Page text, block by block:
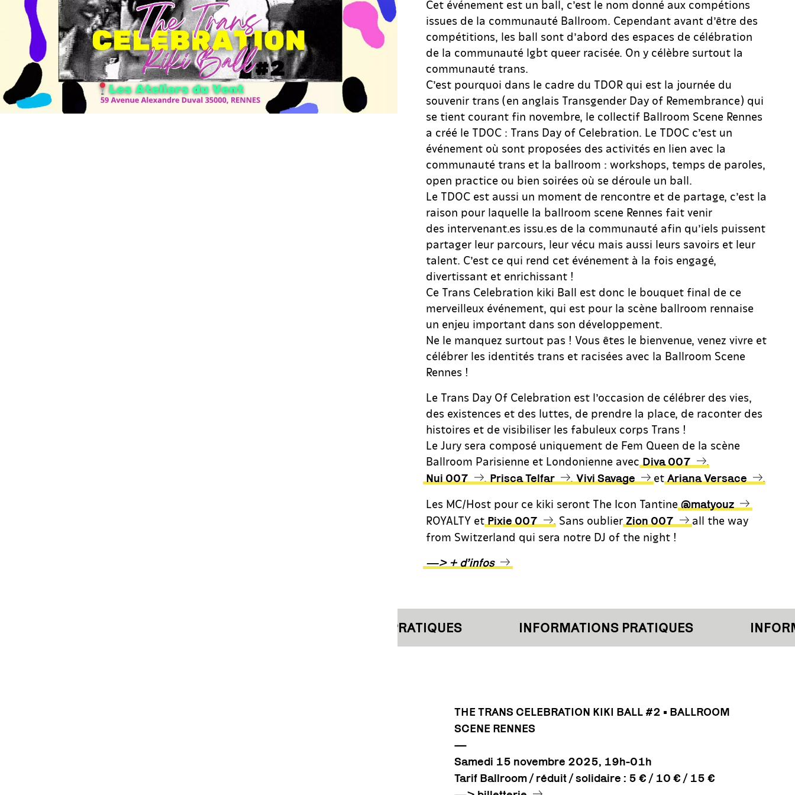
Cet événement est un ball, c’est le nom donné aux compétions
issues de la communauté Ballroom. Cependant avant d’être des
compétitions, les ball sont d’abord des espaces de célébration
de la communauté lgbt queer racisée. On y célèbre surtout la
communauté trans.
C’est pourquoi dans le cadre du TDOR qui est la journée du
souvenir trans (en anglais Transgender Day of Remembrance) qui
se tient courant fin novembre, le collectif Ballroom Scene Rennes
a créé le TDOC : Trans Day of Celebration. Le TDOC c’est un
événement où sont proposées des activités en lien avec la
communauté trans et la ballroom : workshops, temps de paroles,
open practice ou bien soirées où se déroule un ball.
Le TDOC est aussi un moment de rencontre et de partage, c’est la
raison pour laquelle la ballroom scene Rennes fait venir
des intervenant.es issu.es de la communauté afin qu’iels puissent
partager leur parcours, leur vécu mais aussi leurs savoirs et leur
talent. C’est ce qui rend cet événement à la fois engagé,
divertissant et enrichissant !
Ce Trans Celebration kiki Ball est donc le bouquet final de ce
merveilleux événement, qui est pour la scène ballroom rennaise
un enjeu important dans son développement.
Ne le manquez surtout pas ! Vous êtes le bienvenue, venez vivre et
célébrer les identités trans et racisées avec la Ballroom Scene
Rennes !
Le Trans Day Of Celebration est l’occasion de célébrer des vies,
des existences et des luttes, de prendre la place, de raconter des
histoires et de visibiliser les fabuleux corps Trans !
Le Jury sera composé uniquement de Fem Queen de la scène
Ballroom Parisienne et Londonienne avec Diva 007 ,
Nui 007 , Prisca Telfar , Vivi Savage et Ariana Versace
.
Les MC/Host pour ce kiki seront The Icon Tantine @matyouz
ROYALTY et Pixie 007 . Sans oublier Zion 007
all the way
from Switzerland qui sera notre DJ of the night !
—> + d’infos
INFORMATIONS PRATIQUES INFORMATIONS PRATIQUES
THE TRANS CELEBRATION KIKI BALL #2 • BALLROOM
SCENE RENNES
—
Samedi 15 novembre 2025, 19h-01h
Tarif Ballroom / réduit / solidaire : 5 € / 10 € / 15 €